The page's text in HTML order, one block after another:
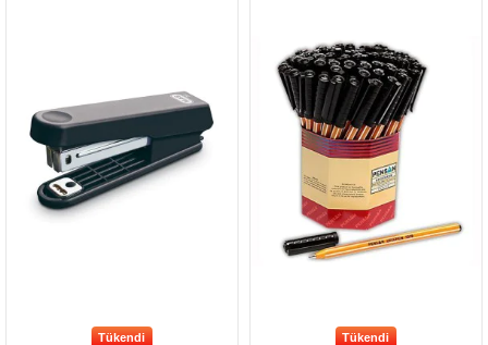
Tükendi Tükendi